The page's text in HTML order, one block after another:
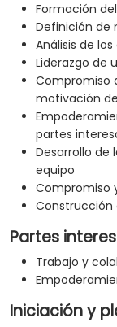
Formación
Definición de
Análisis de
Liderazgo de
Compromiso
motivación
partes
Desarrollo de
equipo
Compromiso
Construcción
Partes
Trabajo y
Iniciación y